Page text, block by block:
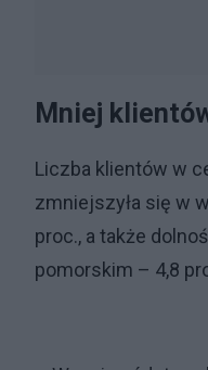
Mniej
Liczba klientów w
zmniejszyła się w
proc., a także
pomorskim – 4,8